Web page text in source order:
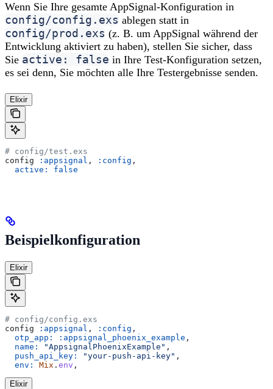
Wenn Sie Ihre gesamte AppSignal-Konfiguration in
config/config.exs ablegen statt in
config/prod.exs (z. B. um AppSignal während der
Entwicklung aktiviert zu haben), stellen Sie sicher, dass
Sie active: false in Ihre Test-Konfiguration setzen,
es sei denn, Sie möchten alle Ihre Testergebnisse senden.
Elixir
# config/test.exs
config
:appsignal , :config ,
  active:
false
Beispielkonfiguration
Elixir
# config/config.exs
config
:appsignal , :config ,
  otp_app:
:appsignal_phoenix_example ,
  name:
"AppsignalPhoenixExample" ,
  push_api_key:
"your-push-api-key" ,
  env:
Mix . env ,
Elixir